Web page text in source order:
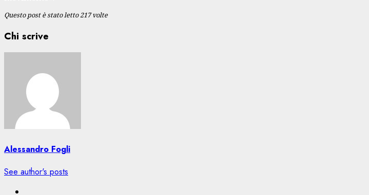
Questo post è stato letto 217 volte
Chi scrive
Alessandro Fogli
See author's posts